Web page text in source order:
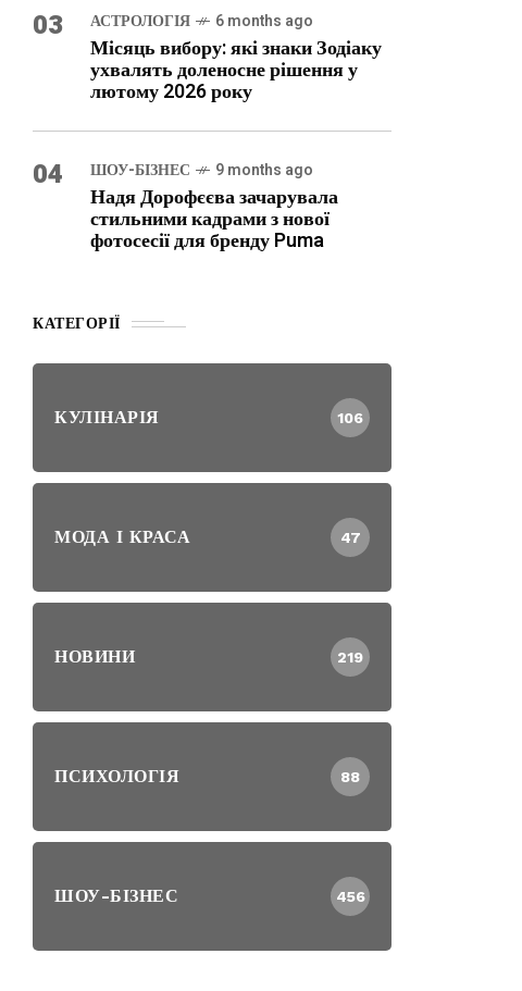
03 АСТРОЛОГІЯ 6 months ago
Місяць вибору: які знаки Зодіаку
ухвалять доленосне рішення у
лютому 2026 року
04 ШОУ-БІЗНЕС 9 months ago
Надя Дорофєєва зачарувала
стильними кадрами з нової
фотосесії для бренду Puma
КАТЕГОРІЇ
КУЛІНАРІЯ 106
МОДА І КРАСА 47
НОВИНИ 219
ПСИХОЛОГІЯ 88
ШОУ-БІЗНЕС 456